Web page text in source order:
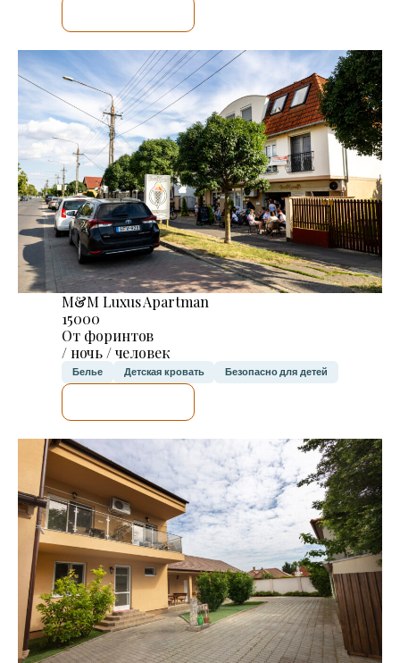
M&M Luxus Apartman
15000
От форинтов
/ ночь / человек
Белье Детская кровать Безопасно для детей